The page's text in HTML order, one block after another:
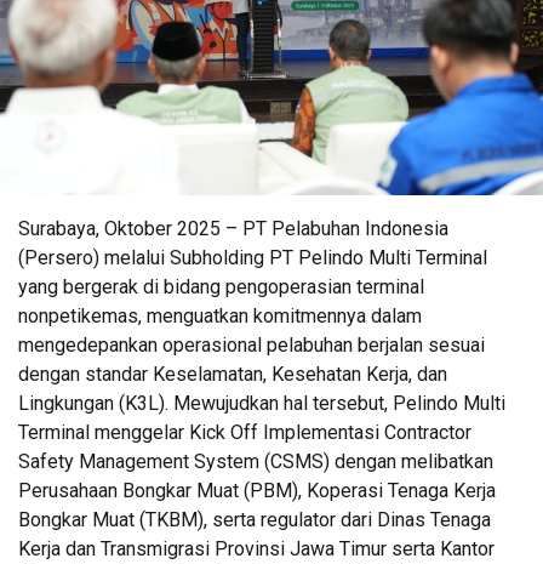
Surabaya, Oktober 2025 – PT Pelabuhan Indonesia
(Persero) melalui Subholding PT Pelindo Multi Terminal
yang bergerak di bidang pengoperasian terminal
nonpetikemas, menguatkan komitmennya dalam
mengedepankan operasional pelabuhan berjalan sesuai
dengan standar Keselamatan, Kesehatan Kerja, dan
Lingkungan (K3L). Mewujudkan hal tersebut, Pelindo Multi
Terminal menggelar Kick Off Implementasi Contractor
Safety Management System (CSMS) dengan melibatkan
Perusahaan Bongkar Muat (PBM), Koperasi Tenaga Kerja
Bongkar Muat (TKBM), serta regulator dari Dinas Tenaga
Kerja dan Transmigrasi Provinsi Jawa Timur serta Kantor